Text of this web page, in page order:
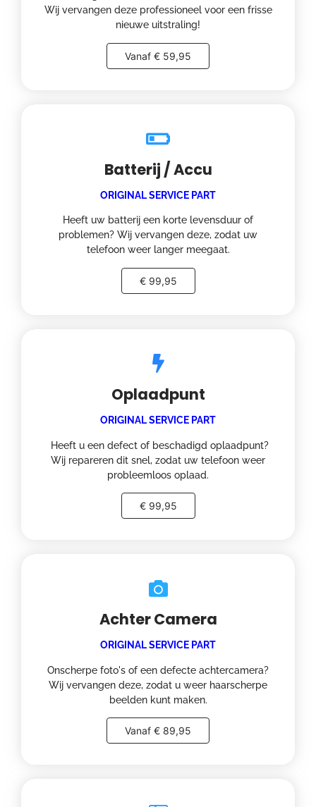
Wij vervangen deze professioneel voor een frisse
nieuwe uitstraling!
Vanaf € 59,95
Batterij / Accu
ORIGINAL SERVICE PART
Heeft uw batterij een korte levensduur of
problemen? Wij vervangen deze, zodat uw
telefoon weer langer meegaat.
€ 99,95
Oplaadpunt
ORIGINAL SERVICE PART
Heeft u een defect of beschadigd oplaadpunt?
Wij repareren dit snel, zodat uw telefoon weer
probleemloos oplaad.
€ 99,95
Achter Camera
ORIGINAL SERVICE PART
Onscherpe foto's of een defecte achtercamera?
Wij vervangen deze, zodat u weer haarscherpe
beelden kunt maken.
Vanaf € 89,95